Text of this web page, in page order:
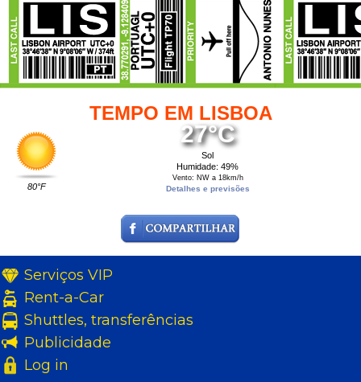
TEMPO EM LISBOA
80°F
27°C
Sol
Humidade: 49%
Vento: NW a 18km/h
Detalhes e previsões
Serviços VIP
Rent-a-Car
Shuttles, transferências
Publicidade
Log in